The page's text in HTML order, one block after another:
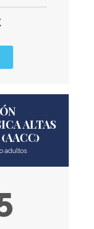
ALTAS
adultos